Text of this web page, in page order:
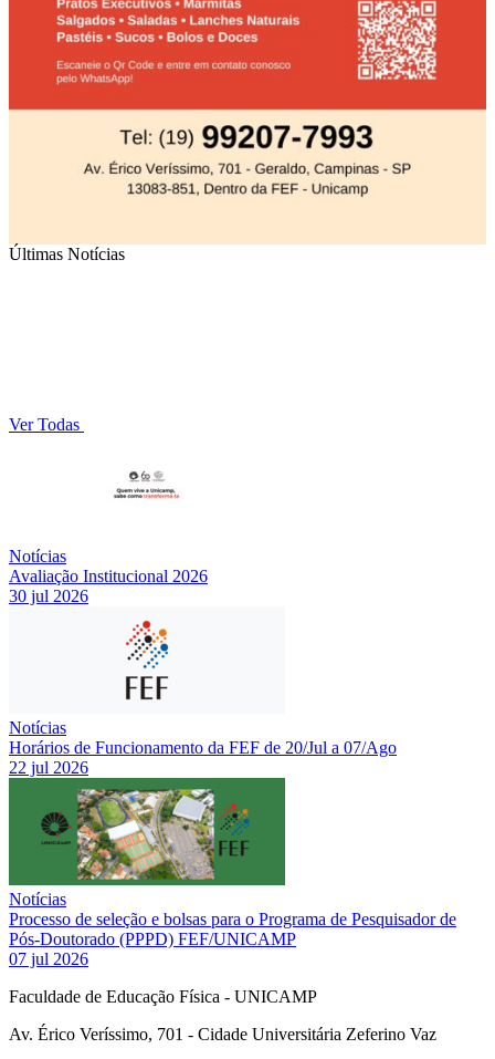
Últimas Notícias
Ver Todas
Notícias
Avaliação Institucional 2026
30 jul 2026
Notícias
Horários de Funcionamento da FEF de 20/Jul a 07/Ago
22 jul 2026
Notícias
Processo de seleção e bolsas para o Programa de Pesquisador de
Pós-Doutorado (PPPD) FEF/UNICAMP
07 jul 2026
Faculdade de Educação Física - UNICAMP
Av. Érico Veríssimo, 701 - Cidade Universitária Zeferino Vaz